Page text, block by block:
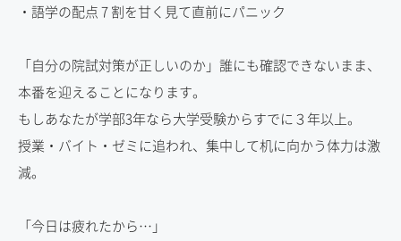
・語学の配点 7 割を甘く見て直前にパニック
「自分の院試対策が正しいのか」誰にも確認できないまま、
本番を迎えることになります。
もしあなたが学部3年なら大学受験からすでに３年以上。
授業・バイト・ゼミに追われ、集中して机に向かう体力は激
減。
「今日は疲れたから…」